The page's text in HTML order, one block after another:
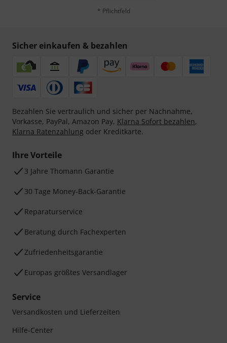
* Pflichtfeld
Sicher einkaufen & bezahlen
Bezahlen Sie vertraulich und sicher per Nachnahme,
Vorkasse, PayPal, Amazon Pay, Klarna Sofort bezahlen,
Klarna Ratenzahlung oder Kreditkarte.
Ihre Vorteile
3 Jahre Thomann Garantie
30 Tage Money-Back-Garantie
Reparaturservice
Beratung durch Fachexperten
Zufriedenheitsgarantie
Europas größtes Versandlager
Service
Versandkosten und Lieferzeiten
Hilfe-Center